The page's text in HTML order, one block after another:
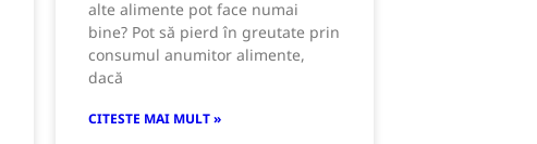
alte alimente pot face numai
bine? Pot să pierd în greutate prin
consumul anumitor alimente,
dacă
CITESTE MAI MULT »